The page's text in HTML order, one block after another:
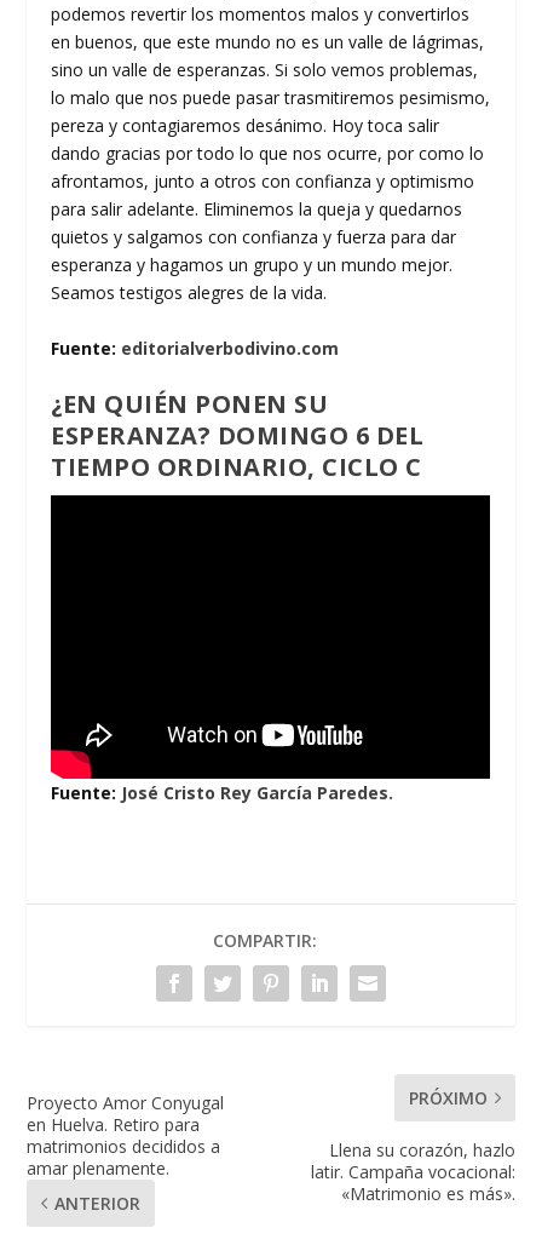
podemos revertir los momentos malos y convertirlos
en buenos, que este mundo no es un valle de lágrimas,
sino un valle de esperanzas. Si solo vemos problemas,
lo malo que nos puede pasar trasmitiremos pesimismo,
pereza y contagiaremos desánimo. Hoy toca salir
dando gracias por todo lo que nos ocurre, por como lo
afrontamos, junto a otros con confianza y optimismo
para salir adelante. Eliminemos la queja y quedarnos
quietos y salgamos con confianza y fuerza para dar
esperanza y hagamos un grupo y un mundo mejor.
Seamos testigos alegres de la vida.
Fuente: editorialverbodivino.com
¿EN QUIÉN PONEN SU
ESPERANZA? DOMINGO 6 DEL
TIEMPO ORDINARIO, CICLO C
Fuente: José Cristo Rey García Paredes.
COMPARTIR:
Proyecto Amor Conyugal
en Huelva. Retiro para
matrimonios decididos a
amar plenamente.
ANTERIOR
PRÓXIMO
Llena su corazón, hazlo
latir. Campaña vocacional:
«Matrimonio es más».